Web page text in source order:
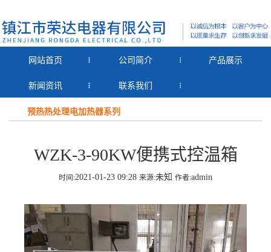
网站首页 公司简介 产品展示
新闻资讯 联系我们
预热热处理电加热器系列
WZK-3-90KW便携式控温箱
时间:2021-01-23 09:28 来源:未知 作者:admin